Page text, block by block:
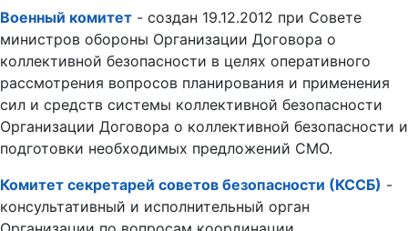
Военный комитет - создан 19.12.2012 при Совете
министров обороны Организации Договора о
коллективной безопасности в целях оперативного
рассмотрения вопросов планирования и применения
сил и средств системы коллективной безопасности
Организации Договора о коллективной безопасности и
подготовки необходимых предложений СМО.
Комитет секретарей советов безопасности (КССБ) -
консультативный и исполнительный орган